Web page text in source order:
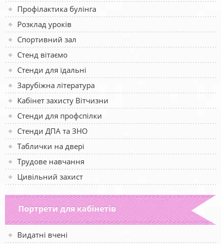
Профілактика булінга
Розклад уроків
Спортивний зал
Стенд вітаємо
Стенди для їдальні
Зарубіжна література
Кабінет захисту Вітчизни
Стенди для профспілки
Стенди ДПА та ЗНО
Таблички на двері
Трудове навчання
Цивільний захист
Портрети для кабінетів
Видатні вчені